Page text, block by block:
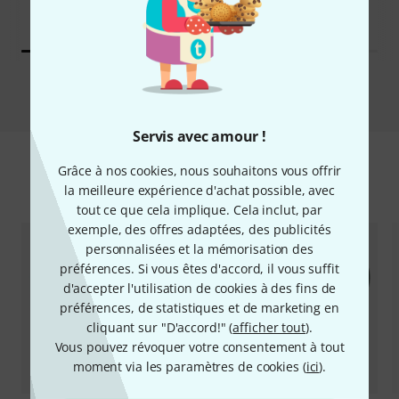
Servis avec amour !
Grâce à nos cookies, nous souhaitons vous offrir
la meilleure expérience d'achat possible, avec
tout ce que cela implique. Cela inclut, par
exemple, des offres adaptées, des publicités
personnalisées et la mémorisation des
préférences. Si vous êtes d'accord, il vous suffit
d'accepter l'utilisation de cookies à des fins de
préférences, de statistiques et de marketing en
cliquant sur "D'accord!" (afficher tout).
Vous pouvez révoquer votre consentement à tout
moment via les paramètres de cookies (ici).
Comparer
Accessoires & articles appropriés